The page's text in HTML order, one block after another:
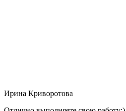
Ирина Криворотова